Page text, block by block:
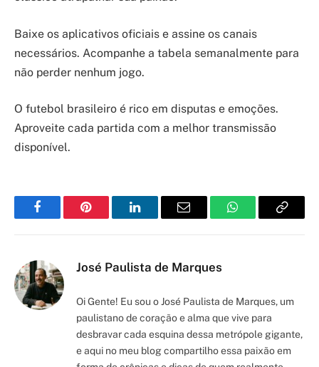
Baixe os aplicativos oficiais e assine os canais
necessários. Acompanhe a tabela semanalmente para
não perder nenhum jogo.
O futebol brasileiro é rico em disputas e emoções.
Aproveite cada partida com a melhor transmissão
disponível.
FacebookPinterest LinkedInEmail WhatsAppCopy
José Paulista de Marques
Oi Gente! Eu sou o José Paulista de Marques, um
paulistano de coração e alma que vive para
desbravar cada esquina dessa metrópole gigante,
e aqui no meu blog compartilho essa paixão em